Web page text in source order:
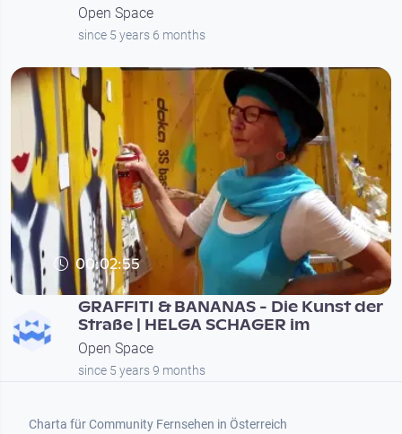
Open Space
since 5 years 6 months
00:02:55
GRAFFITI & BANANAS - Die Kunst der
Straße | HELGA SCHAGER im
Open Space
since 5 years 9 months
Footer 1
Charta für Community Fernsehen in Österreich